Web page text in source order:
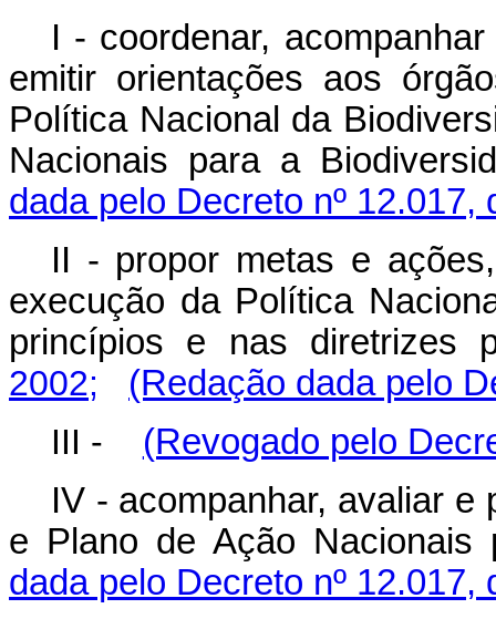
I - coordenar,
emitir orientações aos
Política Nacional da
Nacionais para a
dada pelo Decreto nº 12.017,
II - propor metas e
execução da Política
princípios e nas diretrizes
2002;
(Redação dada pelo
III -
(Revogado pelo
IV - acompanhar, avaliar
e Plano de Ação Nacionais
dada pelo Decreto nº 12.017,